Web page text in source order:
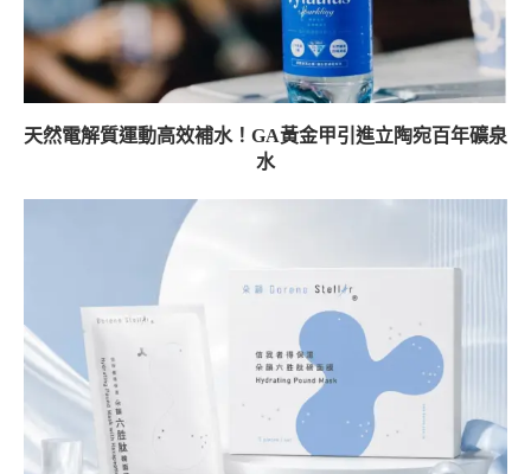
天然電解質運動高效補水！GA黃金甲引進立陶宛百年礦泉
水